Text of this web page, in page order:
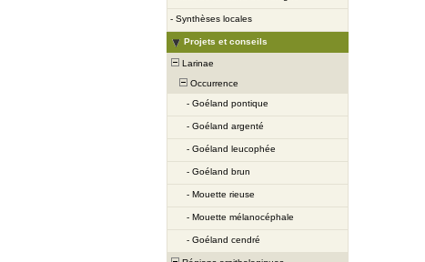
- Synthèses locales
Projets et conseils
Larinae
Occurrence
- Goéland pontique
- Goéland argenté
- Goéland leucophée
- Goéland brun
- Mouette rieuse
- Mouette mélanocéphale
- Goéland cendré